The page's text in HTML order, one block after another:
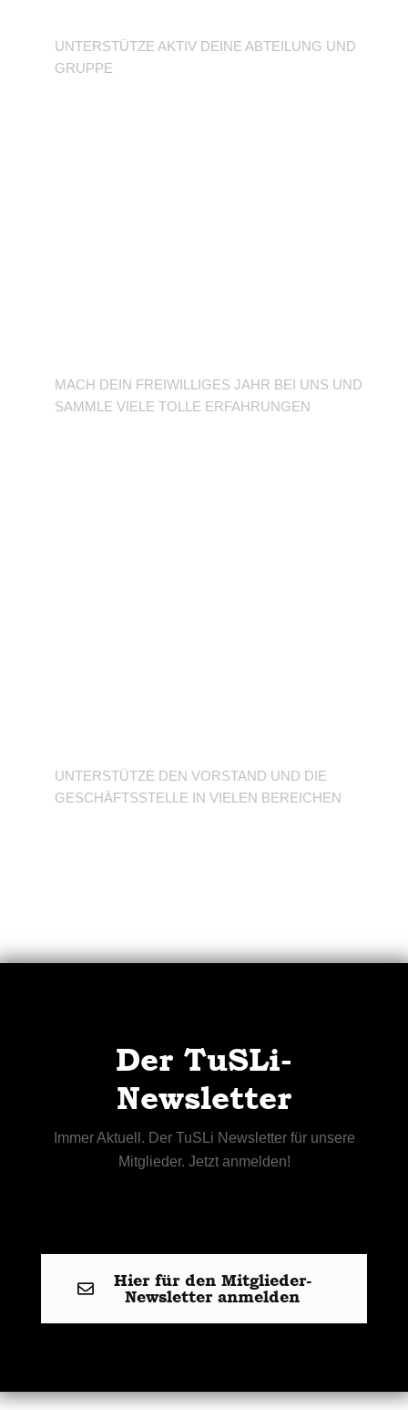
UNTERSTÜTZE AKTIV DEINE ABTEILUNG UND
GRUPPE
MACH DEIN FREIWILLIGES JAHR BEI UNS UND
SAMMLE VIELE TOLLE ERFAHRUNGEN
UNTERSTÜTZE DEN VORSTAND UND DIE
GESCHÄFTSSTELLE IN VIELEN BEREICHEN
Der TuSLi-
Newsletter
Immer Aktuell. Der TuSLi Newsletter für unsere
Mitglieder. Jetzt anmelden!
Hier für den Mitglieder-
Newsletter anmelden